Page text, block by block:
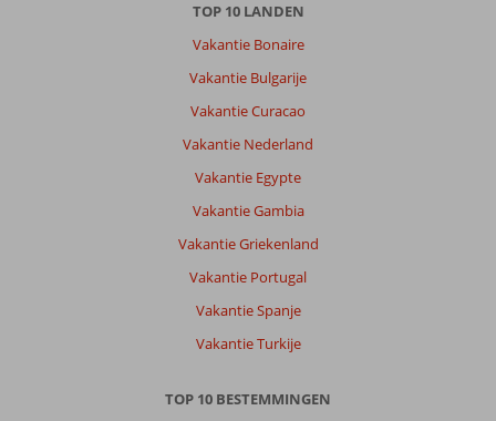
TOP 10 LANDEN
Vakantie Bonaire
Vakantie Bulgarije
Vakantie Curacao
Vakantie Nederland
Vakantie Egypte
Vakantie Gambia
Vakantie Griekenland
Vakantie Portugal
Vakantie Spanje
Vakantie Turkije
TOP 10 BESTEMMINGEN